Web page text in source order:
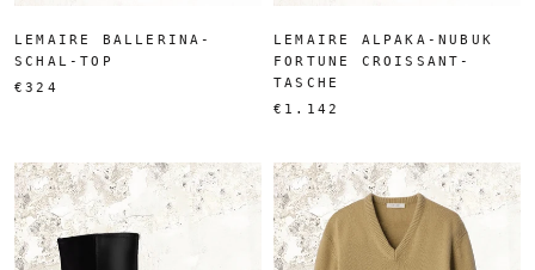
LEMAIRE BALLERINA-
SCHAL-TOP
€324
LEMAIRE ALPAKA-NUBUK
FORTUNE CROISSANT-
TASCHE
€1.142